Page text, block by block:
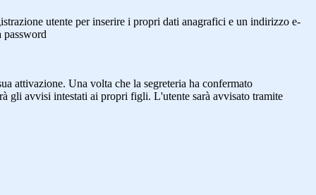
utente per inserire i propri dati anagrafici e un indirizzo e-
password
attivazione. Una volta che la segreteria ha confermato
gli avvisi intestati ai propri figli. L'utente sarà avvisato tramite